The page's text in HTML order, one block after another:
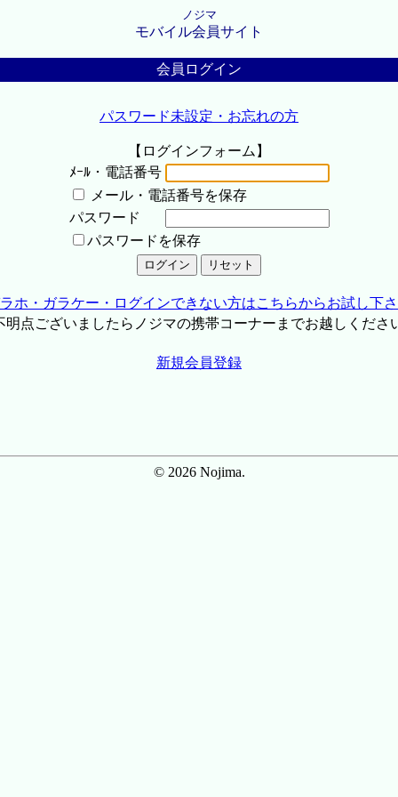
ノジマ
モバイル会員サイト
会員ログイン
パスワード未設定・お忘れの方
【ログインフォーム】
ﾒｰﾙ・電話番号
メール・電話番号を保存
パスワード
パスワードを保存
ホ・ガラケー・ログインできない方はこちらからお試し下
点ございましたらノジマの携帯コーナーまでお越しくださ
新規会員登録
© 2026 Nojima.